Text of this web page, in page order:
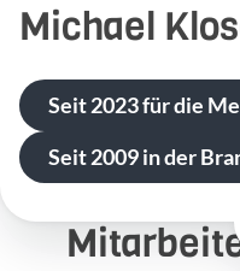
Michael
Seit 2023 für die
Seit 2009 in der